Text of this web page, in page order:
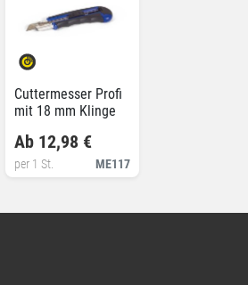
Cuttermesser Profi
mit 18 mm Klinge
ME117
Ab 12,98 €
per 1 St.